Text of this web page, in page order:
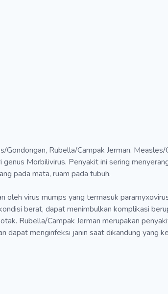
Rubella/Campak Jerman.
Morbilivirus. Penyakit ini sering
pada mata, ruam pada tubuh.
oleh virus mumps yang termasuk
berat, dapat menimbulkan komplikasi
Rubella/Campak Jerman merupakan
menginfeksi janin saat dikandung yang